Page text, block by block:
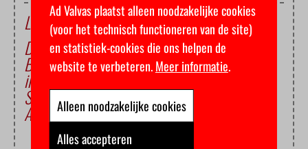
Lees ook
De scriptie is dood, leve de scriptie
Bedrijf neemt hap uit stufi van zeker 350
internationals
Student kunstmatige intelligentie gepakt op
AI-fraude
Ad Valvas plaatst alleen noodzakelijke cookies
(voor het technisch functioneren van de site)
en statistiek-cookies die ons helpen de
website te verbeteren.Meer informatie.
Alleen noodzakelijke cookies
Alles accepteren